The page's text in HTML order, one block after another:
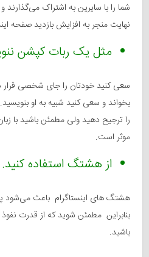
شما را با سایرین به اشتراک می‌گذارند
نهایت منجر به افزایش بازدید صفحه
مثل یک ربات کپشن
سعی کنید خودتان را جای شخصی
بخواند و سعی کنید شبیه به او
را ترجیح دهید ولی مطمئن باشید با
موثر است.
از هشتگ استفاده کنید.
هشتگ های اینستاگرام باعث
بنابراین مطمئن شوید که از قدرت
باشید.